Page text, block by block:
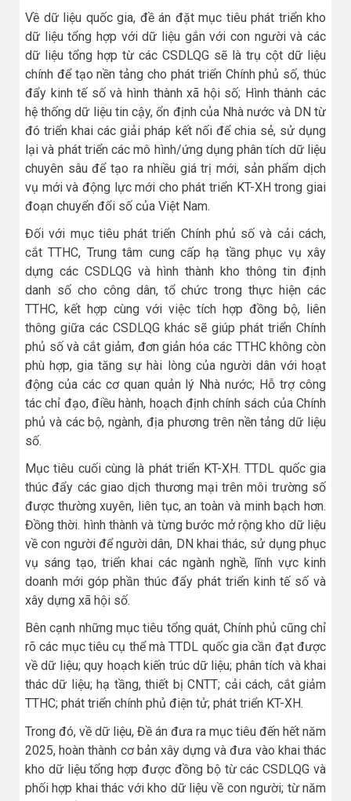
Về dữ liệu quốc gia, đề án đặt mục tiêu phát triển kho
dữ liệu tổng hợp với dữ liệu gắn với con người và các
dữ liệu tổng hợp từ các CSDLQG sẽ là trụ cột dữ liệu
chính để tạo nền tảng cho phát triển Chính phủ số, thúc
đẩy kinh tế số và hình thành xã hội số; Hình thành các
hệ thống dữ liệu tin cậy, ổn định của Nhà nước và DN từ
đó triển khai các giải pháp kết nối để chia sẻ, sử dụng
lại và phát triển các mô hình/ứng dụng phân tích dữ liệu
chuyên sâu để tạo ra nhiều giá trị mới, sản phẩm dịch
vụ mới và động lực mới cho phát triển KT-XH trong giai
đoạn chuyển đổi số của Việt Nam.
Đối với mục tiêu phát triển Chính phủ số và cải cách,
cắt TTHC, Trung tâm cung cấp hạ tầng phục vụ xây
dựng các CSDLQG và hình thành kho thông tin định
danh số cho công dân, tổ chức trong thực hiện các
TTHC, kết hợp cùng với việc tích hợp đồng bộ, liên
thông giữa các CSDLQG khác sẽ giúp phát triển Chính
phủ số và cắt giảm, đơn giản hóa các TTHC không còn
phù hợp, gia tăng sự hài lòng của người dân với hoạt
động của các cơ quan quản lý Nhà nước; Hỗ trợ công
tác chỉ đạo, điều hành, hoạch định chính sách của Chính
phủ và các bộ, ngành, địa phương trên nền tảng dữ liệu
số.
Mục tiêu cuối cùng là phát triển KT-XH. TTDL quốc gia
thúc đẩy các giao dịch thương mại trên môi trường số
được thường xuyên, liên tục, an toàn và minh bạch hơn.
Đồng thời. hình thành và từng bước mở rộng kho dữ liệu
về con người để người dân, DN khai thác, sử dụng phục
vụ sáng tạo, triển khai các ngành nghề, lĩnh vực kinh
doanh mới góp phần thúc đẩy phát triển kinh tế số và
xây dựng xã hội số.
Bên cạnh những mục tiêu tổng quát, Chính phủ cũng chỉ
rõ các mục tiêu cụ thể mà TTDL quốc gia cần đạt được
về dữ liệu; quy hoạch kiến trúc dữ liệu; phân tích và khai
thác dữ liệu; hạ tầng, thiết bị CNTT; cải cách, cắt giảm
TTHC; phát triển chính phủ điện tử; phát triển KT-XH.
Trong đó, về dữ liệu, Đề án đưa ra mục tiêu đến hết năm
2025, hoàn thành cơ bản xây dựng và đưa vào khai thác
kho dữ liệu tổng hợp được đồng bộ từ các CSDLQG và
phối hợp khai thác với kho dữ liệu về con người; từ năm